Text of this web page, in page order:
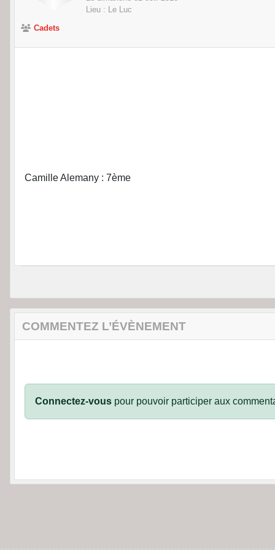
Lieu : Le Luc
Cadets
Camille Alemany : 7ème
COMMENTEZ L’ÉVÈNEMENT
Connectez-vous pour pouvoir participer aux